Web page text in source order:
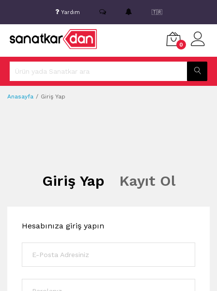
Yardım 🇹🇷
0
Anasayfa Giriş Yap
Giriş Yap Kayıt Ol
Hesabınıza giriş yapın